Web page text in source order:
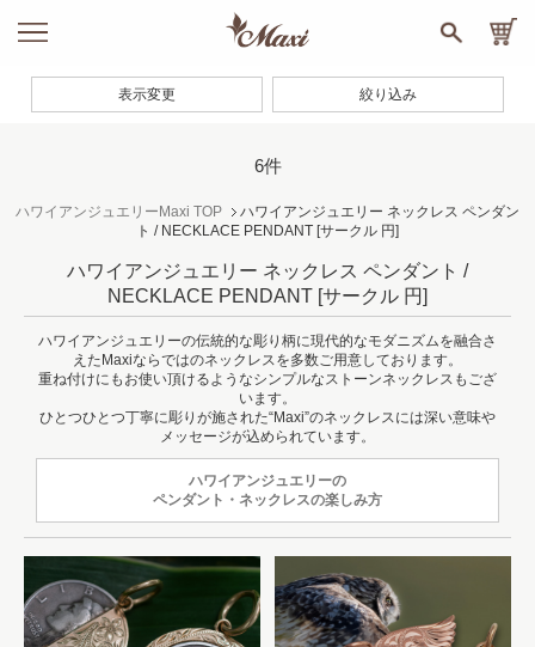
6件
ハワイアンジュエリーMaxi TOP
ハワイアンジュエリー ネックレス ペンダン
ト / NECKLACE PENDANT [サークル 円]
ハワイアンジュエリー ネックレス ペンダント /
NECKLACE PENDANT [サークル 円]
ハワイアンジュエリーの伝統的な彫り柄に現代的なモダニズムを融合さ
えたMaxiならではのネックレスを多数ご用意しております。
重ね付けにもお使い頂けるようなシンプルなストーンネックレスもござ
います。
ひとつひとつ丁寧に彫りが施された“Maxi”のネックレスには深い意味や
メッセージが込められています。
ハワイアンジュエリーの
ペンダント・ネックレスの楽しみ方
表示変更 絞り込み